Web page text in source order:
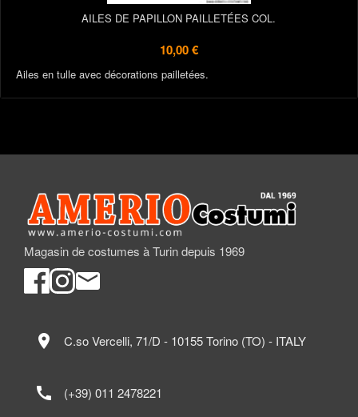
AILES DE PAPILLON PAILLETÉES COL.
10,00 €
Ailes en tulle avec décorations pailletées.
Magasin de costumes à Turin depuis 1969
location_on C.so Vercelli, 71/D - 10155 Torino (TO) - ITALY
call (+39) 011 2478221